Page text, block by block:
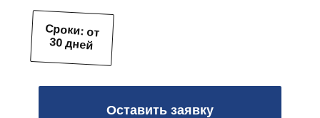
Оставить заявку
Сроки: от
30 дней